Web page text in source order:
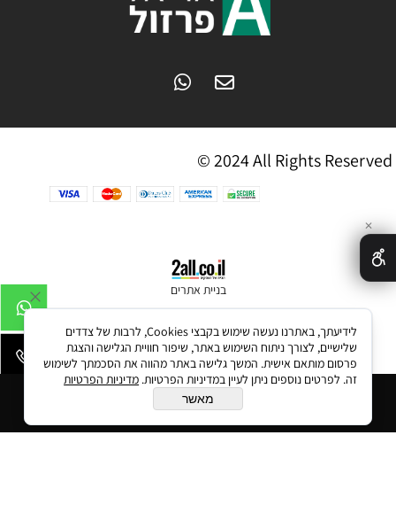
הוסף לסל
© 2024 All Rights Reserved
בניית אתרים
✕
לידיעתך, באתרנו נעשה שימוש בקבצי Cookies, לרבות של צדדים
שלישיים, לצורך ניתוח השימוש באתר, שיפור חוויית הגלישה והצגת
פרסום מותאם אישית. המשך גלישה באתר מהווה את הסכמתך לשימוש
זה. לפרטים נוספים ניתן לעיין במדיניות הפרטיות. מדיניות הפרטיות
מאשר